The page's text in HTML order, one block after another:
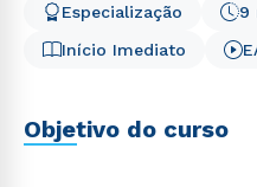
Início Imediato
9
Especialização
Objetivo do curso